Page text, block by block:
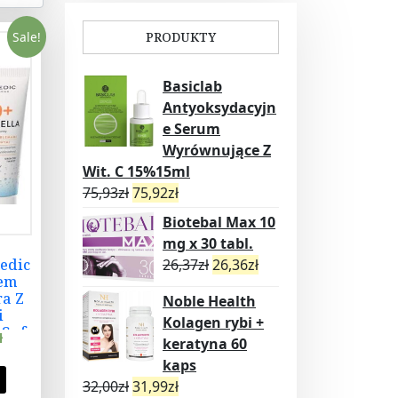
Sale!
Z
PRODUKTY
Basiclab
Antyoksydacyjn
e Serum
Wyrównujące Z
Wit. C 15%15ml
75,93zł75,92zł
Biotebal Max 10
mg x 30 tabl.
26,37zł26,36zł
Noble Health
Kolagen rybi +
keratyna 60
kaps
32,00zł31,99zł